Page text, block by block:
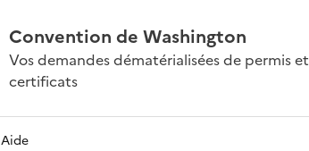
Convention de Washington
Vos demandes dématérialisées de permis et
certificats
Aide